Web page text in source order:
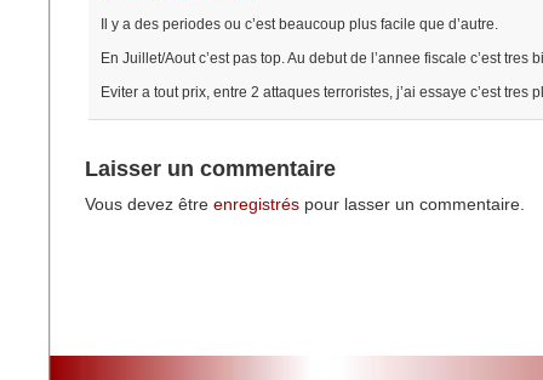
Il y a des periodes ou c’est beaucoup plus facile que d’autre.
En Juillet/Aout c’est pas top. Au debut de l’annee fiscale c’est tres
Eviter a tout prix, entre 2 attaques terroristes, j’ai essaye c’est tres
Laisser un commentaire
Vous devez être enregistrés pour lasser un commentaire.